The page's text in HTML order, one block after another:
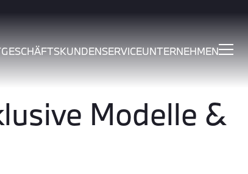
GESCHÄFTSKUNDENSERVICEUNTERNEHMEN
Modelle &